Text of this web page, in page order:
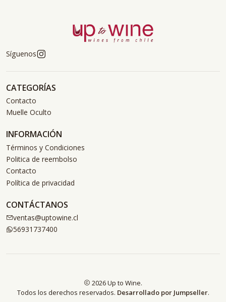
Síguenos
CATEGORÍAS
Contacto
Muelle Oculto
INFORMACIÓN
Términos y Condiciones
Politica de reembolso
Contacto
Política de privacidad
CONTÁCTANOS
ventas@uptowine.cl
56931737400
2026 Up to Wine.
Todos los derechos reservados. Desarrollado por Jumpseller.